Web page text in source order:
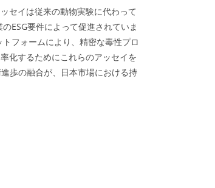
セイは従来の動物実験に代わって
ESG要件によって促進されていま
フォームにより、精密な毒性プロ
化するためにこれらのアッセイを
歩の融合が、日本市場における持